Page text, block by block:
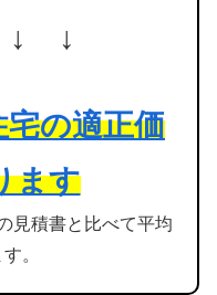
↓
の適正価
ます
見積書と比べて平均
。